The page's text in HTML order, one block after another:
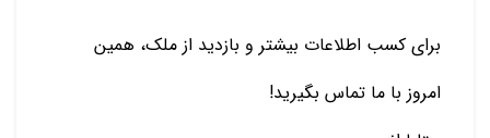
برای کسب اطلاعات بیشتر و بازدید از ملک، همین
امروز با ما تماس بگیرید!